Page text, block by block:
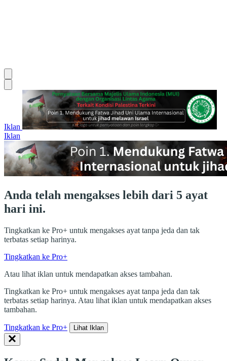
Iklan
Iklan
Anda telah mengakses lebih dari 5 ayat
hari ini.
Tingkatkan ke Pro+ untuk mengakses ayat tanpa jeda dan tak
terbatas setiap harinya.
Tingkatkan ke Pro+
Atau lihat iklan untuk mendapatkan akses tambahan.
Tingkatkan ke Pro+ untuk mengakses ayat tanpa jeda dan tak
terbatas setiap harinya. Atau lihat iklan untuk mendapatkan akses
tambahan.
Tingkatkan ke Pro+ Lihat Iklan